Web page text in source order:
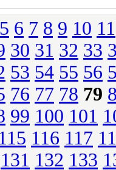
5 6 7 8 9 10 11
30 31 32 33
53 54 55 56
76 77 78 79
99 100 101
115 116 117
131 132 133